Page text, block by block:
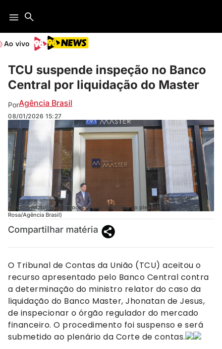
Ao vivo
TCU suspende inspeção no Banco
Central por liquidação do Master
PorAgência Brasil
08/01/2026 15:27
Ministro relator leva o processo para avaliação do plenário. (Foto: Rovena
Rosa/Agência Brasil)
Compartilhar matéria
O Tribunal de Contas da União (TCU) aceitou o
recurso apresentado pelo Banco Central contra
a determinação do ministro relator do caso da
liquidação do Banco Master, Jhonatan de Jesus,
de inspecionar o órgão regulador do mercado
financeiro. O procedimento foi suspenso e será
submetido ao plenário da Corte de contas.